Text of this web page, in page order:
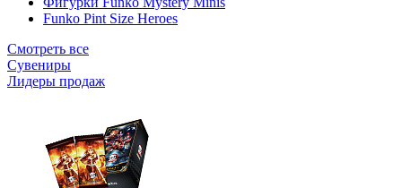
Funko Pint Size Heroes
Смотреть все
Сувениры
Лидеры продаж